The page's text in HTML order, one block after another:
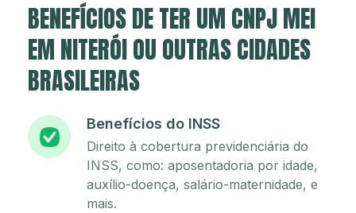
BENEFÍCIOS DE TER UM CNPJ MEI
EM NITERÓI OU OUTRAS CIDADES
BRASILEIRAS
Benefícios do INSS
Direito à cobertura previdenciária do
INSS, como: aposentadoria por idade,
auxílio-doença, salário-maternidade, e
mais.